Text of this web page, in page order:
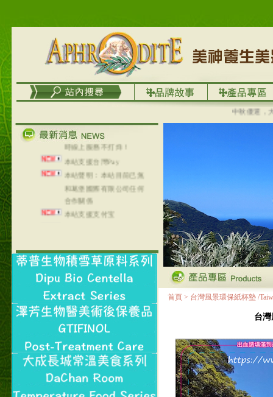
中秋優選，大成
在外租屋者、居住處無管
理員、不方便在工作地點
取件者，歡迎多多使用
【郵局i郵箱】的服務喔～
【i郵箱】設立的地點，請
進入內頁連結～
時線上服務不打烊！
本站支援台灣Pay
本站聲明：本站目前已無
和葛堡國際有限公司任何
合作關係
本站支援支付宝
2017年1月1日起，中国大
首頁 > 台灣風景環保紙杯墊 /
台灣